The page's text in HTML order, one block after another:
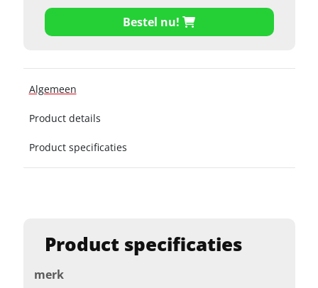
Product specificaties
merk
Bestel nu!
Algemeen
Product details
Product specificaties